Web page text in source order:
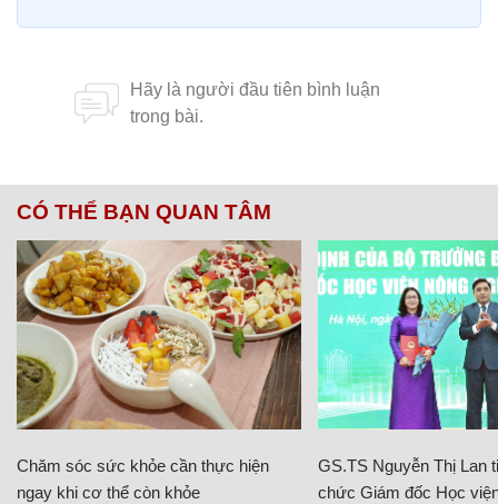
CÓ THỂ BẠN QUAN TÂM
Chăm sóc sức khỏe cần thực hiện
ngay khi cơ thể còn khỏe
GS.TS Nguyễn Thị Lan
chức Giám đốc Học